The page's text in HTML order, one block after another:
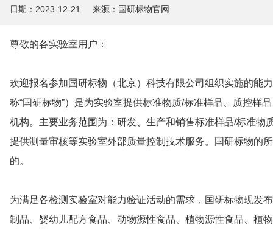
日期：2023-12-21 来源：国研标物官网
尊敬的各实验室用户：
欢迎报名参加国研标物（北京）科技有限公司组织实施的能
称“国研标物”）是为实验室提供标准物质/标准样品、质控样
机构。主要业务范围为：研发、生产和销售标准样品/标准
提供测量审核等实验室外部质量控制技术服务。国研标物的
的。
为满足各检测实验室对能力验证活动的需求，国研标物现发
制品、婴幼儿配方食品、动物源性食品、植物源性食品、植